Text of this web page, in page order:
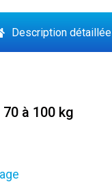
Description détaillée
à 100 kg